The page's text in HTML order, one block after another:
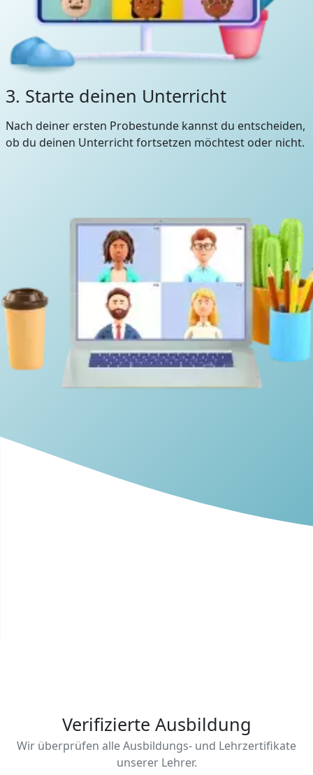
3. Starte deinen Unterricht
Nach deiner ersten Probestunde kannst du entscheiden,
ob du deinen Unterricht fortsetzen möchtest oder nicht.
Verifizierte Ausbildung
Wir überprüfen alle Ausbildungs- und Lehrzertifikate
unserer Lehrer.